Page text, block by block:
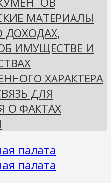
МАТЕРИАЛЫ
ДОХОДАХ,
ИМУЩЕСТВЕ И
ХАРАКТЕРА
ДЛЯ
О ФАКТАХ